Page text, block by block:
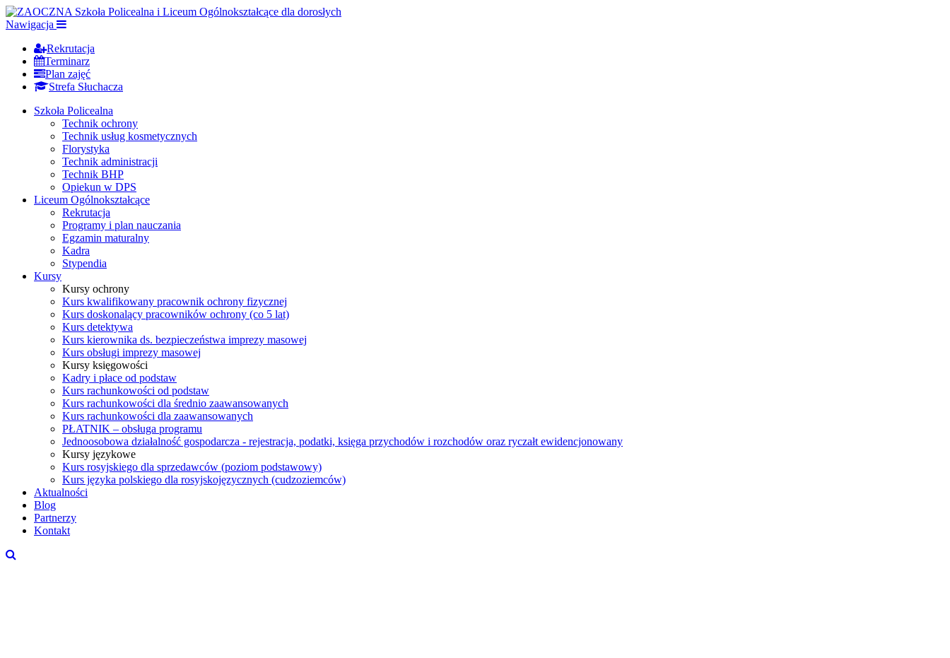
Nawigacja
Rekrutacja
Terminarz
Plan zajęć
Strefa Słuchacza
Szkoła Policealna
Technik ochrony
Technik usług kosmetycznych
Florystyka
Technik administracji
Technik BHP
Opiekun w DPS
Liceum Ogólnokształcące
Rekrutacja
Programy i plan nauczania
Egzamin maturalny
Kadra
Stypendia
Kursy
Kursy ochrony
Kurs kwalifikowany pracownik ochrony fizycznej
Kurs doskonalący pracowników ochrony (co 5 lat)
Kurs detektywa
Kurs kierownika ds. bezpieczeństwa imprezy masowej
Kurs obsługi imprezy masowej
Kursy księgowości
Kadry i płace od podstaw
Kurs rachunkowości od podstaw
Kurs rachunkowości dla średnio zaawansowanych
Kurs rachunkowości dla zaawansowanych
PŁATNIK – obsługa programu
Jednoosobowa działalność gospodarcza - rejestracja, podatki, księga przychodów i rozchodów oraz ryczałt ewidencjonowany
Kursy językowe
Kurs rosyjskiego dla sprzedawców (poziom podstawowy)
Kurs języka polskiego dla rosyjskojęzycznych (cudzoziemców)
Aktualności
Blog
Partnerzy
Kontakt